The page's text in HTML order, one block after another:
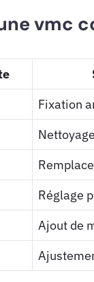
vmc
Fixation
Réglage
Ajout de